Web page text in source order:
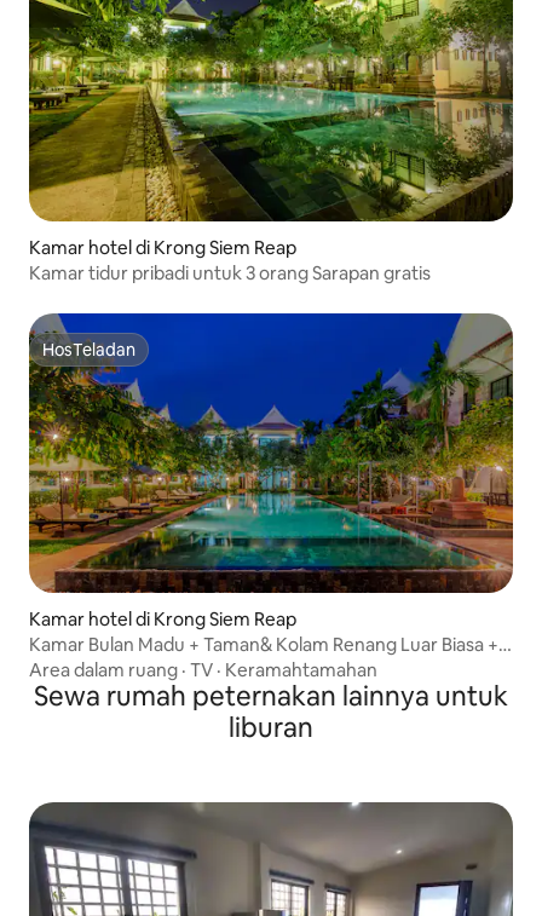
Kamar hotel di Krong Siem Reap
Kamar tidur pribadi untuk 3 orang Sarapan gratis
HosTeladan
HosTeladan
Kamar hotel di Krong Siem Reap
Kamar Bulan Madu + Taman& Kolam Renang Luar Biasa +
Sarapan
Area dalam ruang · TV · Keramahtamahan
Sewa rumah peternakan lainnya untuk
liburan